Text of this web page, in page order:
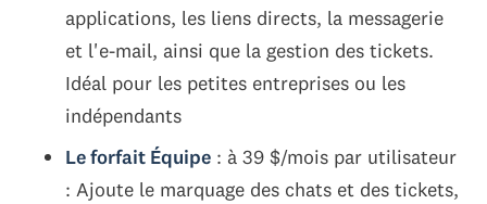
applications, les liens directs, la messagerie
et l'e-mail, ainsi que la gestion des tickets.
Idéal pour les petites entreprises ou les
indépendants
Le forfait Équipe : à 39 $/mois par utilisateur
: Ajoute le marquage des chats et des tickets,